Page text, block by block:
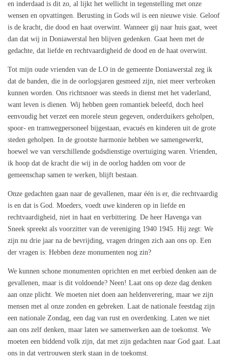
en inderdaad is dit zo, al lijkt het wellicht in tegenstelling met onze
wensen en opvattingen. Berusting in Gods wil is een nieuwe visie. Geloof
is de kracht, die dood en haat overwint. Wanneer gij naar huis gaat, weet
dan dat wij in Doniawerstal hen blijven gedenken. Gaat heen met de
gedachte, dat liefde en rechtvaardigheid de dood en de haat overwint.
Tot mijn oude vrienden van de LO in de gemeente Doniawerstal zeg ik
dat de banden, die in de oorlogsjaren gesmeed zijn, niet meer verbroken
kunnen worden. Ons richtsnoer was steeds in dienst met het vaderland,
want leven is dienen. Wij hebben geen romantiek beleefd, doch heel
eenvoudig het verzet een morele steun gegeven, onderduikers geholpen,
spoor- en tramwegpersoneel bijgestaan, evacués en kinderen uit de grote
steden geholpen. In de grootste harmonie hebben we samengewerkt,
hoewel we van verschillende godsdienstige overtuiging waren. Vrienden,
ik hoop dat de kracht die wij in de oorlog hadden om voor de
gemeenschap samen te werken, blijft bestaan.
Onze gedachten gaan naar de gevallenen, maar één is er, die rechtvaardig
is en dat is God. Moeders, voedt uwe kinderen op in liefde en
rechtvaardigheid, niet in haat en verbittering. De heer Havenga van
Sneek spreekt als voorzitter van de vereniging 1940 1945. Hij zegt: We
zijn nu drie jaar na de bevrijding, vragen dringen zich aan ons op. Een
der vragen is: Hebben deze monumenten nog zin?
We kunnen schone monumenten oprichten en met eerbied denken aan de
gevallenen, maar is dit voldoende? Neen! Laat ons op deze dag denken
aan onze plicht. We moeten niet doen aan heldenverering, maar we zijn
mensen met al onze zonden en gebreken. Laat de nationale feestdag zijn
een nationale Zondag, een dag van rust en overdenking. Laten we niet
aan ons zelf denken, maar laten we samenwerken aan de toekomst. We
moeten een biddend volk zijn, dat met zijn gedachten naar God gaat. Laat
ons in dat vertrouwen sterk staan in de toekomst.